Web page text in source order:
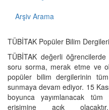
Arşiv Arama
TÜBİTAK Popüler Bilim
TÜBİTAK değerli
soru sorma, merak etme ve
popüler bilim dergilerinin
sunmaya devam ediyor. 15
boyunca yayımlanacak
erişimine açık